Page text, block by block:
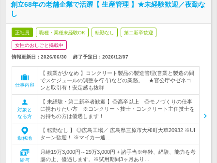
創立68年の老舗企業で活躍【 生産管理 】★未経験歓迎／夜勤な
し
正社員 職種・業種未経験OK 転勤なし 第二新卒歓迎
女性のおしごと掲載中
情報更新日：2026/06/30 終了予定日： 2026/12/07
仕事内容
【 残業が少なめ 】コンクリート製品の製造管理(営業と製造の間
でスケジュールの調整を行う)などの業務。 ★官公庁やゼネコ
ンと取引有！安定感も抜群
対象と
なる方
【 未経験・第二新卒者歓迎 】◎高卒以上 ◎モノづくりの仕事
に携わりたい方 ※コンクリート技士・コンクリート主任技士を
お持ちの方は優遇します！
勤務地
【 転勤なし 】 ◎広島工場／ 広島県三原市大和町大草20932 ※UI
ターン歓迎！ ※マイカー通…
給与
月給19万3,000円～29万3,000円 + 諸手当※年齢、経験、能力を考
慮の上、優遇します。※試用期間3ヶ月あり…